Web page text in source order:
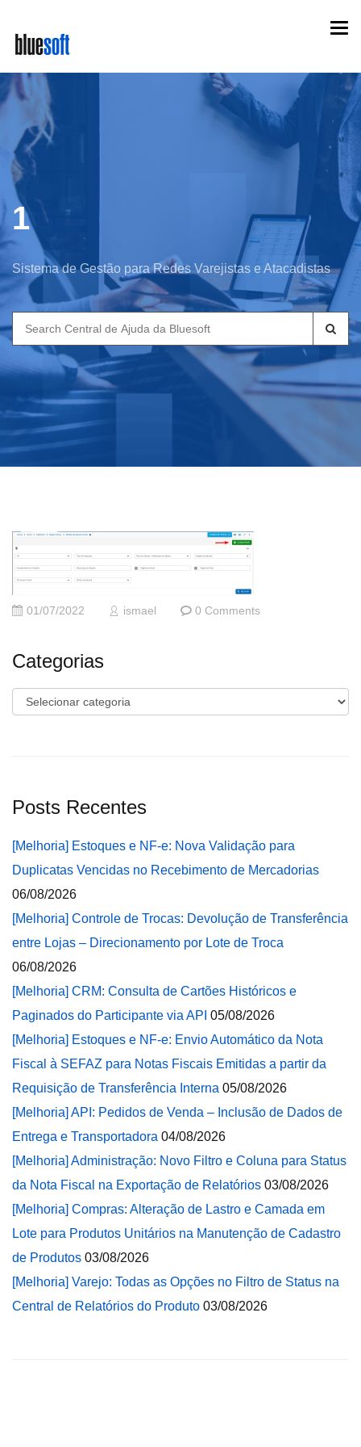
main
content
1
Sistema de Gestão para Redes Varejistas e Atacadistas
Search
for:
01/07/2022 ismael 0 Comments
Categorias
Categorias
Posts Recentes
[Melhoria] Estoques e NF-e: Nova Validação para
Duplicatas Vencidas no Recebimento de Mercadorias
06/08/2026
[Melhoria] Controle de Trocas: Devolução de Transferência
entre Lojas – Direcionamento por Lote de Troca
06/08/2026
[Melhoria] CRM: Consulta de Cartões Históricos e
Paginados do Participante via API 05/08/2026
[Melhoria] Estoques e NF-e: Envio Automático da Nota
Fiscal à SEFAZ para Notas Fiscais Emitidas a partir da
Requisição de Transferência Interna 05/08/2026
[Melhoria] API: Pedidos de Venda – Inclusão de Dados de
Entrega e Transportadora 04/08/2026
[Melhoria] Administração: Novo Filtro e Coluna para Status
da Nota Fiscal na Exportação de Relatórios 03/08/2026
[Melhoria] Compras: Alteração de Lastro e Camada em
Lote para Produtos Unitários na Manutenção de Cadastro
de Produtos 03/08/2026
[Melhoria] Varejo: Todas as Opções no Filtro de Status na
Central de Relatórios do Produto 03/08/2026